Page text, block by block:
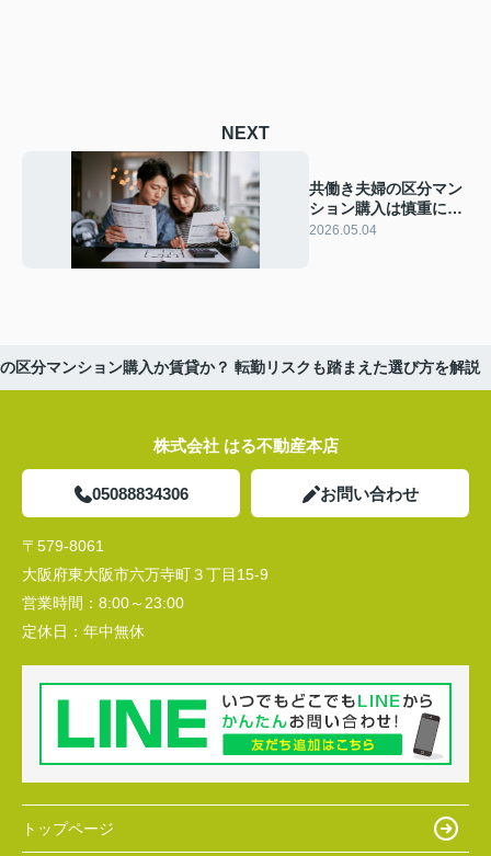
NEXT
共働き夫婦の区分マン
ション購入は慎重に！
管理費と修繕積立金の
2026.05.04
区分マンション購入か賃貸か？ 転勤リスクも踏まえた選び方を解説
株式会社 はる不動産本店
05088834306 お問い合わせ
〒579-8061
大阪府東大阪市六万寺町３丁目15-9
営業時間： 8:00～23:00
定休日： 年中無休
トップページ